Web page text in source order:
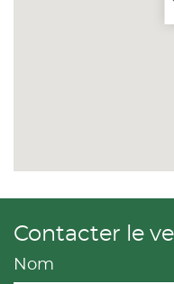
Contacter le
Nom